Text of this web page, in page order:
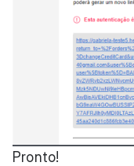
Pronto!